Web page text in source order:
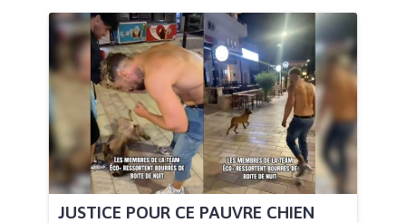
JUSTICE POUR CE PAUVRE CHIEN